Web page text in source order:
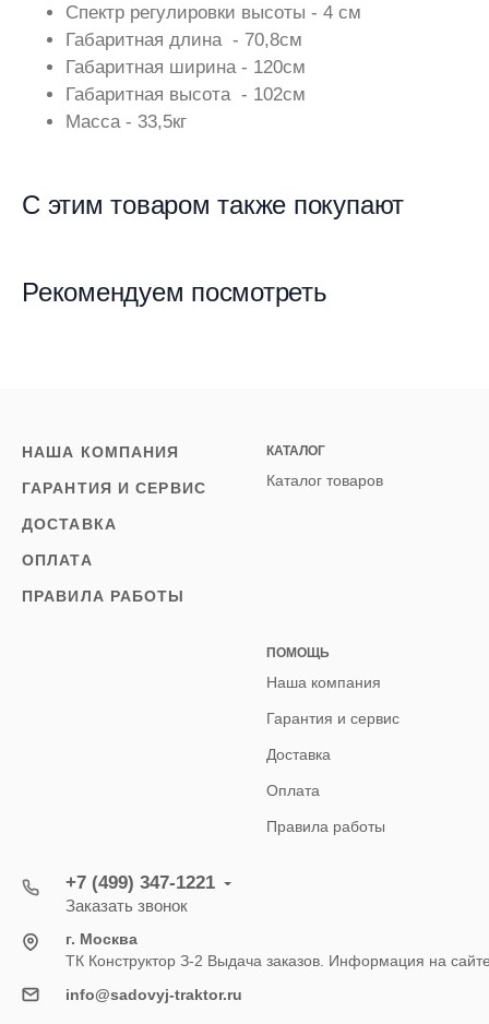
Спектр регулировки высоты - 4 см
Габаритная длина - 70,8см
Габаритная ширина - 120см
Габаритная высота - 102см
Масса - 33,5кг
С этим товаром также покупают
Рекомендуем посмотреть
НАША КОМПАНИЯ
ГАРАНТИЯ И СЕРВИС
ДОСТАВКА
ОПЛАТА
ПРАВИЛА РАБОТЫ
КАТАЛОГ
Каталог товаров
ПОМОЩЬ
Наша компания
Гарантия и сервис
Доставка
Оплата
Правила работы
+7 (499) 347-1221
Заказать звонок
г. Москва
ТК Конструктор З-2 Выдача заказов. Информация на
info@sadovyj-traktor.ru